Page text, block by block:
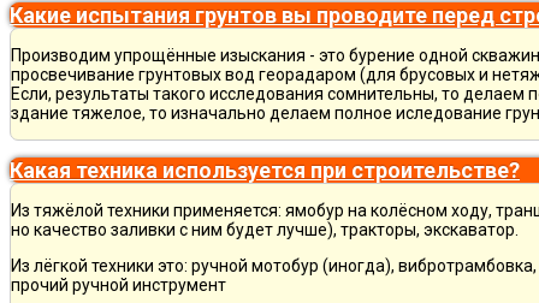
Какие испытания грунтов вы проводите перед
Производим упрощённые изыскания - это бурение одной
просвечивание грунтовых вод георадаром (для брусовых и
Если, результаты такого исследования сомнительны, то
здание тяжелое, то изначально делаем полное иследование
Какая техника используется при строительстве?
Из тяжёлой техники применяется: ямобур на колёсном ходу,
но качество заливки с ним будет лучше), тракторы, экскаватор.
Из лёгкой техники это: ручной мотобур (иногда),
прочий ручной инструмент